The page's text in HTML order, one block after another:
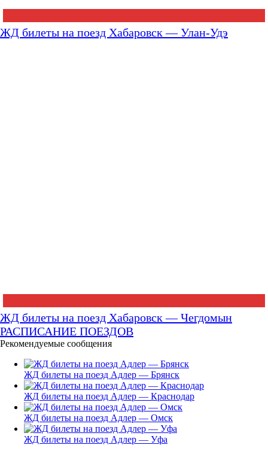
ЖД билеты на поезд Хабаровск — Улан-Удэ
ЖД билеты на поезд Хабаровск — Чегдомын
РАСПИСАНИЕ ПОЕЗДОВ
Рекомендуемые сообщения
ЖД билеты на поезд Адлер — Брянск
ЖД билеты на поезд Адлер — Краснодар
ЖД билеты на поезд Адлер — Омск
ЖД билеты на поезд Адлер — Уфа